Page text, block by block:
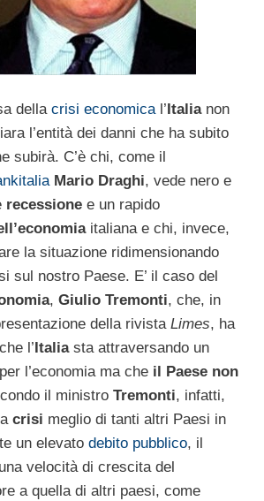
della crisi economical’ Italia non
l’entità dei danni che ha subito
subirà. C’è chi, come il
Mario Draghi, vede nero e
recessione e un rapido
italiana e chi, invece,
la situazione ridimensionando
sul nostro Paese. E’ il caso del
, Giulio Tremonti, che, in
della rivistaLimes, ha
l’ Italia sta attraversando un
l’economia ma che il Paese non
il ministro Tremonti, infatti,
crisi meglio di tanti altri Paesi in
un elevato debito pubblico, il
velocità di crescita del
a quella di altri paesi, come